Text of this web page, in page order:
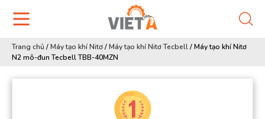
Trang chủ /Máy tạo khí Nitơ/Máy tạo khí Nitơ Tecbell/Máy tạo khí Nitơ
N2 mô-đun Tecbell TBB-40MZN